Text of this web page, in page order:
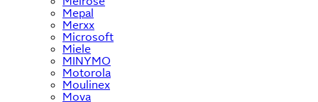
Mepal
Merxx
Microsoft
Miele
MINYMO
Motorola
Moulinex
Mova